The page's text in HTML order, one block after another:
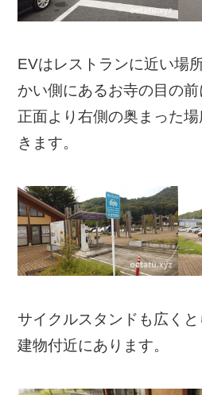
EVはレストランに近い場
かい側にあるお寺の目の
正面より右側の奥まった
きます。
サイクルスタンドも広くと
建物付近にあります。